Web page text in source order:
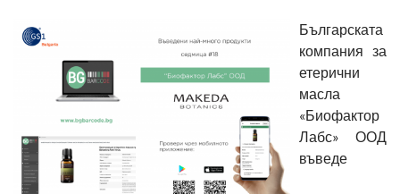
Българската
компания за
етерични
масла
«Биофактор
Лабс» ООД
въведе